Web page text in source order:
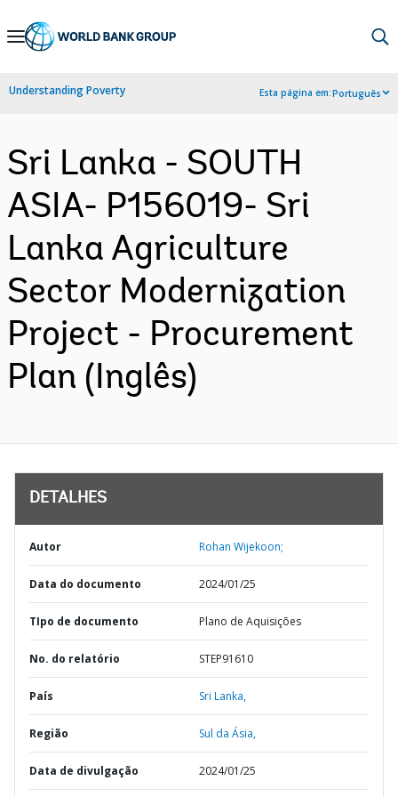
Skip
Navigation
Understanding Poverty Esta página em:Português
Sri Lanka - SOUTH
ASIA- P156019- Sri
Lanka Agriculture
Sector Modernization
Project - Procurement
Plan (Inglês)
DETALHES
Autor Rohan Wijekoon;
Data do documento 2024/01/25
TIpo de documento Plano de Aquisições
No. do relatório STEP91610
País Sri Lanka,
Região Sul da Ásia,
Data de divulgação 2024/01/25